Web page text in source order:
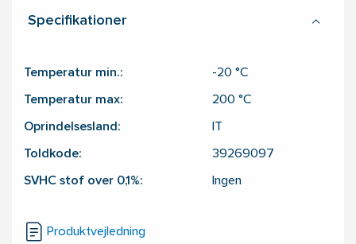
Specifikationer
Temperatur min.: -20 °C
Temperatur max: 200 °C
Oprindelsesland:
Toldkode: 39269097
SVHC stof over 0,1%: Ingen
Produktvejledning